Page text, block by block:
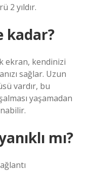
2 yıldır.
kadar?
ekran, kendinizi
sağlar. Uzun
vardır, bu
yaşamadan
mı?